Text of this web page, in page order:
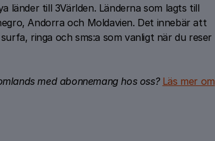
länder till 3Världen. Länderna som lagts till
Andorra och Moldavien. Det innebär att
ringa och sms:a som vanligt när du reser
med abonnemang hos oss? Läs mer om